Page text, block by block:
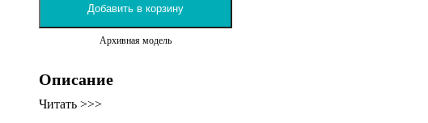
Добавить в корзину
Архивная модель
Описание
Читать >>>